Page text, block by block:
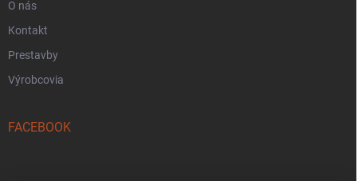
O nás
Kontakt
Prestavby
Výrobcovia
FACEBOOK